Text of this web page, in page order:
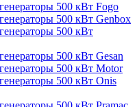
500 кВт Fogo
500 кВт Genbox
500 кВт
500 кВт Gesan
500 кВт Motor
500 кВт Onis